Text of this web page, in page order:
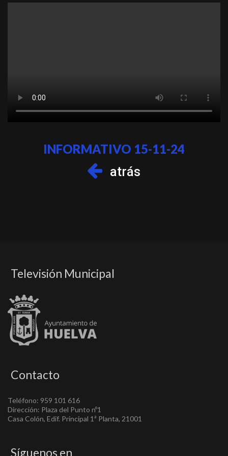
INFORMATIVO 15-11-24
atrás
Televisión Municipal
Contacto
Teléfono: 959 101 616
Dirección: Plaza del Punto nº1
Casa Colón, Edif. Principal 1ª Planta, 21001
Síguenos en